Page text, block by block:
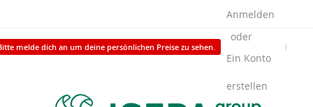
melde dich an um deine persönlichen Preise zu sehen.
Anmelden
Ein Konto
erstellen